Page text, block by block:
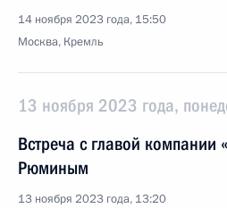
14 ноября 2023 года, 15:50
Москва, Кремль
13 ноября 2023 года,
Встреча с главой компании
Рюминым
13 ноября 2023 года, 13:20